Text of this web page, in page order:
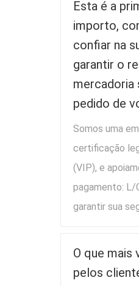
Esta é a
importo,
confiar na
garantir o
mercadoria
pedido de
Somos uma
certificação
(VIP), e
pagamento: L/
garantir sua
O que mais
pelos